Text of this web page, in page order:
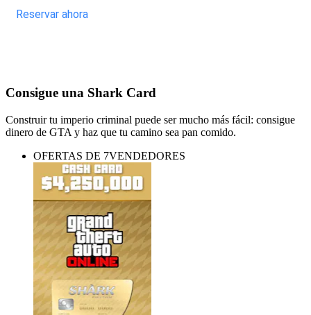
Reservar ahora
Consigue una Shark Card
Construir tu imperio criminal puede ser mucho más fácil: consigue
dinero de GTA y haz que tu camino sea pan comido.
OFERTAS DE 7VENDEDORES